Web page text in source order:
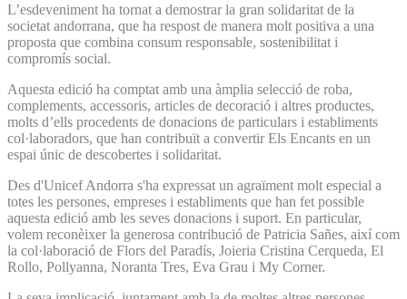
L’esdeveniment ha tornat a demostrar la gran solidaritat de la
societat andorrana, que ha respost de manera molt positiva a una
proposta que combina consum responsable, sostenibilitat i
compromís social.
Aquesta edició ha comptat amb una àmplia selecció de roba,
complements, accessoris, articles de decoració i altres productes,
molts d’ells procedents de donacions de particulars i establiments
col·laboradors, que han contribuït a convertir Els Encants en un
espai únic de descobertes i solidaritat.
Des d'Unicef Andorra s'ha expressat un agraïment molt especial a
totes les persones, empreses i establiments que han fet possible
aquesta edició amb les seves donacions i suport. En particular,
volem reconèixer la generosa contribució de Patricia Sañes, així com
la col·laboració de Flors del Paradís, Joieria Cristina Cerqueda, El
Rollo, Pollyanna, Noranta Tres, Eva Grau i My Corner.